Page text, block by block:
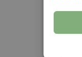
Zorg